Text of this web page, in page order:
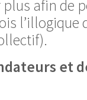
afin de
l’illogique
et